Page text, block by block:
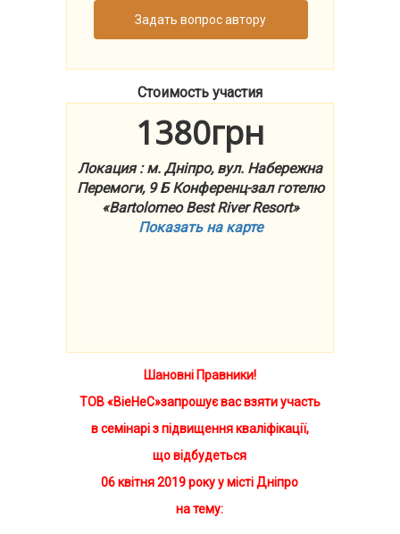
Задать вопрос автору
Стоимость участия
1380грн
Локация : м. Дніпро, вул. Набережна
Перемоги, 9 Б Конференц-зал готелю
«Bartolomeo Best River Resort»
Показать на карте
Шановні Правники!
ТОВ «ВіеНеС»запрошує вас взяти участь
в семінарі з підвищення кваліфікації,
що відбудеться
06квітня 2019 року у місті Дніпро
на тему: